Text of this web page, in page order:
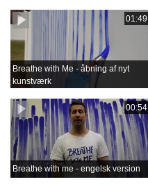
01:49
Breathe with Me - åbning af nyt
kunstværk
00:54
Breathe with me - engelsk version